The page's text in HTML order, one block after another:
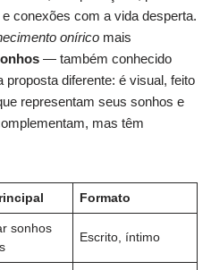
conexões com a vida desperta.
onírico mais
— também conhecido
diferente: é visual, feito
representam seus sonhos e
mas têm
Formato
sonhos
Escrito, íntimo